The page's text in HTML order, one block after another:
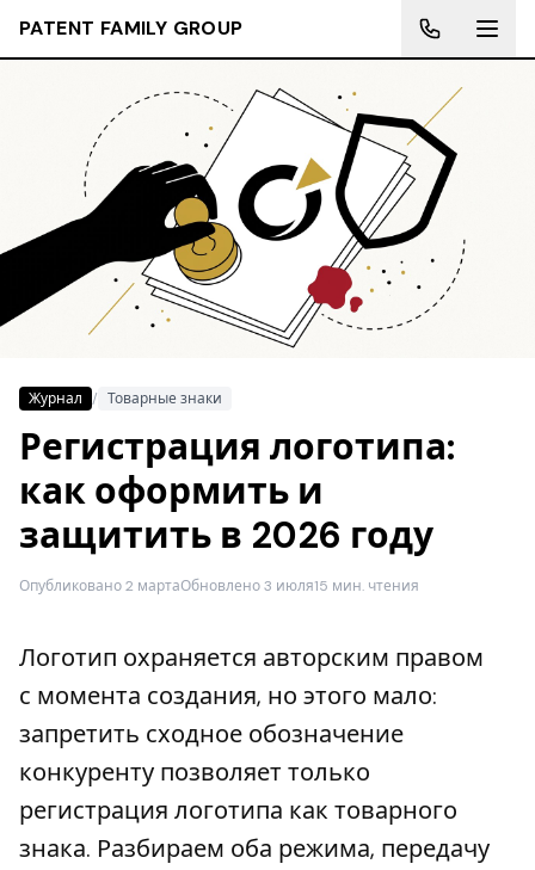
PATENT FAMILY GROUP
Журнал / Товарные знаки
Регистрация логотипа:
как оформить и
защитить в 2026 году
Опубликовано 2 мартаОбновлено 3 июля15 мин. чтения
Логотип охраняется авторским правом
с момента создания, но этого мало:
запретить сходное обозначение
конкуренту позволяет только
регистрация логотипа как товарного
знака. Разбираем оба режима, передачу